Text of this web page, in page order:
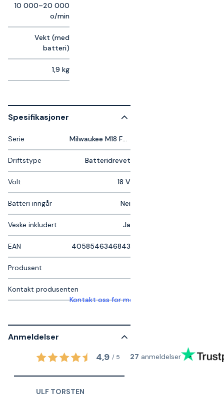
10 000–20 000
o/min
Vekt (med
batteri)
1,9 kg
Spesifikasjoner
Serie Milwaukee M18 Fuel
Driftstype Batteridrevet
Volt 18 V
Batteri inngår Nei
Veske inkludert Ja
EAN 4058546346843
Produsent
Kontakt produsenten
Kontakt oss for mer informasjon
Anmeldelser
4,9 / 5 27 anmeldelser
ULF TORSTEN